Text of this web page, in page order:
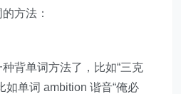
方法：
背单词方法了，比如“三克
如单词 ambition 谐音“俺必